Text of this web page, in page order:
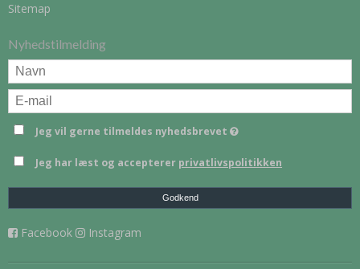
Sitemap
Nyhedstilmelding
Jeg vil gerne tilmeldes nyhedsbrevet
Jeg har læst og accepterer privatlivspolitikken
Godkend
Facebook Instagram